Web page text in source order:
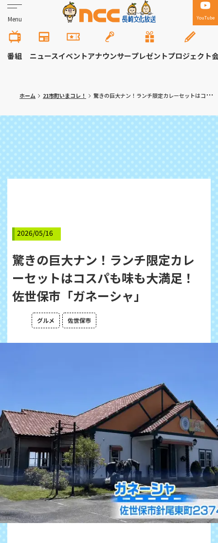
Menu YouTube
番組 ニュースイベントアナウンサープレゼントプロジェクト
ホーム 21市町いまコレ！ 驚きの巨大ナン！ランチ限定カレーセットはコスパも味も大満足！ 佐世保市「ガネーシャ」
2026/05/16
驚きの巨大ナン！ランチ限定カレ
ーセットはコスパも味も大満足！
佐世保市「ガネーシャ」
グルメ 佐世保市